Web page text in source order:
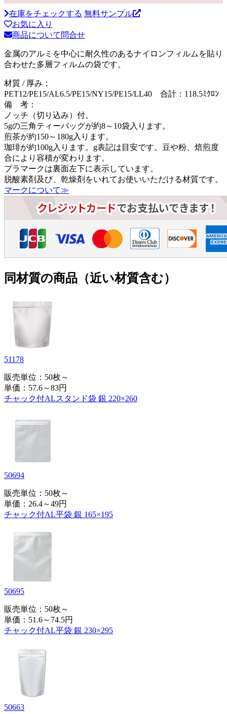
在庫をチェックする 無料サンプル
お気に入り
商品について問合せ
金属のアルミを中心に耐久性のあるナイロンフィルムを貼り
合わせた多層フィルムの袋です。
材質 / 厚み：
PET12/PE15/AL6.5/PE15/NY15/PE15/LL40 合計：118.5ﾐｸﾛﾝ
備 考：
ノッチ（切り込み）付。
5gの三角ティーバッグが約8～10袋入ります。
煎茶が約150～180g入ります。
珈琲が約100g入ります。g表記は目安です。豆や粉、焙煎度
合により容積が変わります。
プラマークは裏面左下に表示しています。
脱酸素剤及び、乾燥剤をいれてお使いいただける材質です。
マークについて≫
同材質の商品（近い材質含む）
51178
販売単位：50枚～
単価： 57.6～83円
チャック付ALスタンド袋 銀 220×260
50694
販売単位：50枚～
単価： 26.4～49円
チャック付AL平袋 銀 165×195
50695
販売単位：50枚～
単価： 51.6～74.5円
チャック付AL平袋 銀 230×295
50663